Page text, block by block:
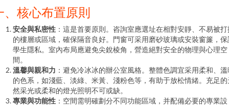
、核心布置原則
安全與私密性 ：這是首要原則。咨詢室應選址在相對安靜、不易被打
的樓層或區域，確保隔音良好。門窗可采用磨砂玻璃或安裝窗簾，保
學生隱私。室內布局應避免尖銳棱角，營造絕對安全的物理與心理空
間。
溫馨與親和力 ：避免冷冰冰的辦公室風格。整體色調宜采用柔和、溫
的色系，如淺藍、淡綠、米黃、淺粉色等，有助于放松情緒。充足的
然采光或柔和的燈光照明不可或缺。
專業與功能性 ：空間需明確劃分不同功能區域，并配備必要的專業設